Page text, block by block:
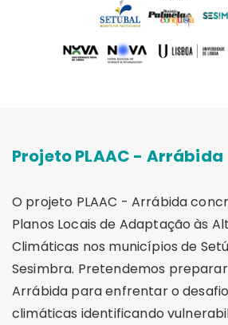
Projeto PLAAC - Arrábida
O projeto PLAAC - Arrábida
Planos Locais de Adaptação às
Climáticas nos municípios de
Sesimbra. Pretendemos
Arrábida para enfrentar o
climáticas identificando